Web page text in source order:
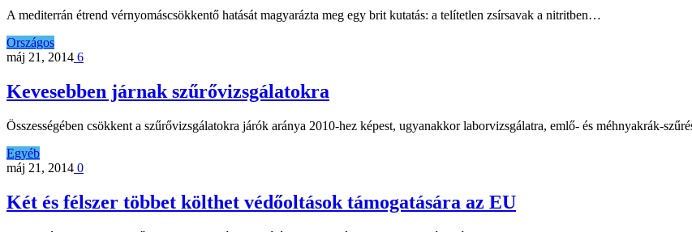
A mediterrán étrend vérnyomáscsökkentő hatását magyarázta meg egy brit kutatás: a telítetlen zsírsavak a nitritben…
Országos
máj 21, 2014 6
Kevesebben járnak szűrővizsgálatokra
Összességében csökkent a szűrővizsgálatokra járók aránya 2010-hez képest, ugyanakkor laborvizsgálatra, emlő- és méhnyakrák-
Egyéb
máj 21, 2014 0
Két és félszer többet költhet védőoltások támogatására az EU